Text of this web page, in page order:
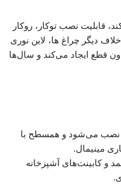
قابلیت نصب توکار، روکار
دیگر چراغ ها، لاین نوری
قطع ایجاد می‌کند و سال‌ها
نصب می‌شود و همسطح با
مینیمال.
و کابینت‌های آشپزخانه